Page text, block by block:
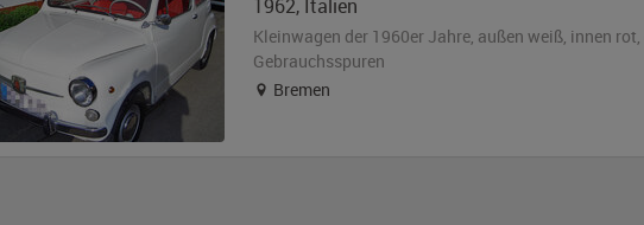
1962, Italien
Kleinwagen der 1960er Jahre, außen weiß, innen rot,
Gebrauchsspuren
Bremen